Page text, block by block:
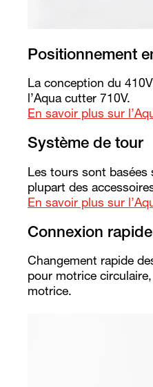
Positionnement
La conception du
l’Aqua cutter 710V.
En savoir plus sur
Système de tour
Les tours sont basées
plupart des
En savoir plus sur
Connexion
Changement rapide
pour motrice
motrice.